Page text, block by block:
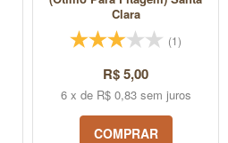
Clara
(1)
R$ 5,00
6 x de R$ 0,83 sem juros
COMPRAR